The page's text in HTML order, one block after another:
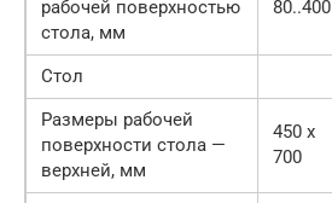
рабочей поверхностью
стола, мм
80..400
Стол
Размеры рабочей
поверхности стола —
верхней, мм
450 х
700